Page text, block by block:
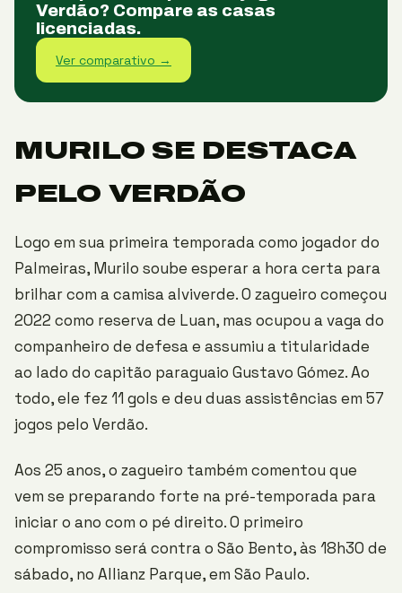
Verdão? Compare as casas
licenciadas.
Ver comparativo →
MURILO SE DESTACA
PELO VERDÃO
Logo em sua primeira temporada como jogador do
Palmeiras, Murilo soube esperar a hora certa para
brilhar com a camisa alviverde. O zagueiro começou
2022 como reserva de Luan, mas ocupou a vaga do
companheiro de defesa e assumiu a titularidade
ao lado do capitão paraguaio Gustavo Gómez. Ao
todo, ele fez 11 gols e deu duas assistências em 57
jogos pelo Verdão.
Aos 25 anos, o zagueiro também comentou que
vem se preparando forte na pré-temporada para
iniciar o ano com o pé direito. O primeiro
compromisso será contra o São Bento, às 18h30 de
sábado, no Allianz Parque, em São Paulo.